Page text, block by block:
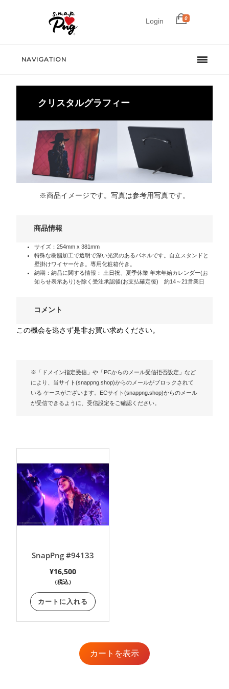
Login 0
NAVIGATION
クリスタルグラフィー
※商品イメージです。写真は参考用写真です。
商品情報
サイズ：254mm x 381mm
特殊な樹脂加工で透明で深い光沢のあるパネルです。自立スタンドと
壁掛けワイヤー付き。専用化粧箱付き。
納期：納品に関する情報： 土日祝、夏季休業 年末年始カレンダー(お
知らせ表示あり)を除く受注承認後(お支払確定後) 約14～21営業日
コメント
この機会を逃さず是非お買い求めください。
※「ドメイン指定受信」や「PCからのメール受信拒否設定」など
により、当サイト(snappng.shop)からのメールがブロックされて
いる ケースがございます。ECサイト(snappng.shop)からのメール
が受信できるように、受信設定をご確認ください。
SnapPng #94133
¥16,500
（税込）
カートに入れる
カートを表示